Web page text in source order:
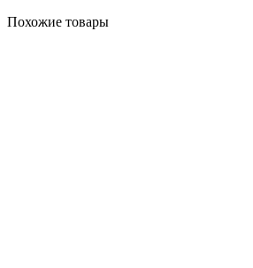
Похожие товары